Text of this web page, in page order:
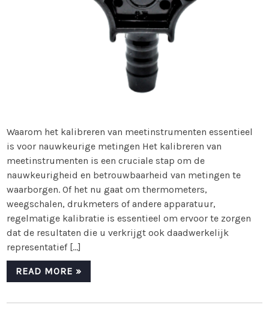
Waarom het kalibreren van meetinstrumenten essentieel
is voor nauwkeurige metingen Het kalibreren van
meetinstrumenten is een cruciale stap om de
nauwkeurigheid en betrouwbaarheid van metingen te
waarborgen. Of het nu gaat om thermometers,
weegschalen, drukmeters of andere apparatuur,
regelmatige kalibratie is essentieel om ervoor te zorgen
dat de resultaten die u verkrijgt ook daadwerkelijk
representatief […]
READ MORE »